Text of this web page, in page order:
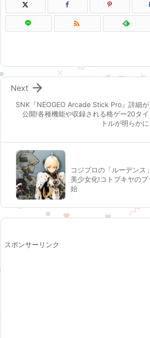

SNK『NEOGEO Arcade Stick Pro』詳細が
公開!各種機能や収録される格ゲー20タイ
トルが明らかに

Next
コジプロの「ルーデンス
美少女化!コトブキヤの
始
スポンサーリンク